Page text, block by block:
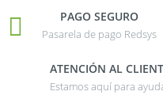
PAGO SEGURO
Pasarela de pago Redsys
ATENCIÓN AL
Estamos aquí para